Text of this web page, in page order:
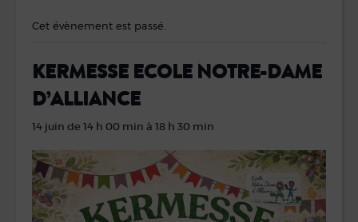
Cet évènement est passé.
KERMESSE ECOLE NOTRE-DAME
D’ALLIANCE
14 juin de 14 h 00 min à 18 h 30 min